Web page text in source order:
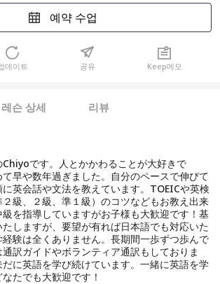
예약 수업
데이트 공유 Keep메모
레슨 상세 리뷰
です。人とかかわることが大好きで
早や数年過ぎました。自分のペースで伸びて
英会話や文法を教えています。TOEICや英検
２級、２級、準１級）のコツなどもお教え出来
を指導していますがお子様も大歓迎です！基
しますが、要望が有れば日本語でも対応いた
経験は全くありません。長期間一歩ずつ歩んで
訳ガイドやボランティア通訳もしておりま
に英語を学び続けています。一緒に英語を学
たでも大歓迎です！